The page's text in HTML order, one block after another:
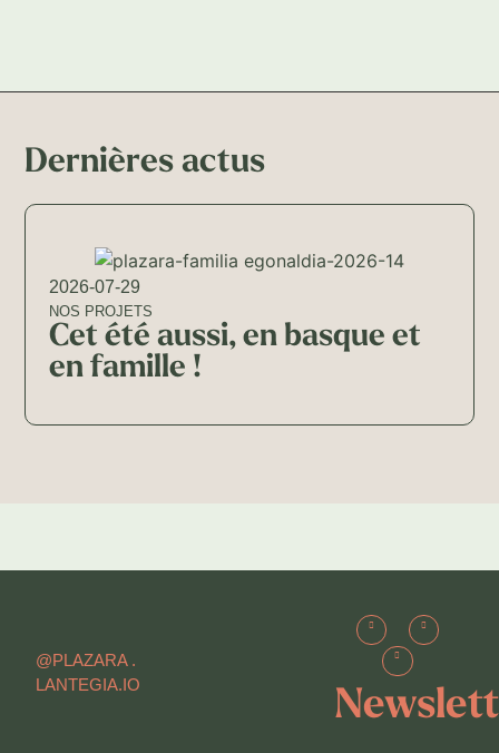
Dernières actus
2026-07-29
NOS PROJETS
Cet été aussi, en basque et
en famille !
@PLAZARA .
LANTEGIA.IO